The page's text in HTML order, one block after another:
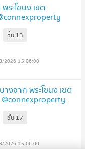
ระโขนง เขต
ชั้น 13
2026 15:06:00
างจาก พระโขนง เขต
ชั้น 17
2026 15:06:00